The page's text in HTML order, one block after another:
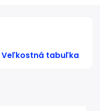
Veľkostná tabuľka